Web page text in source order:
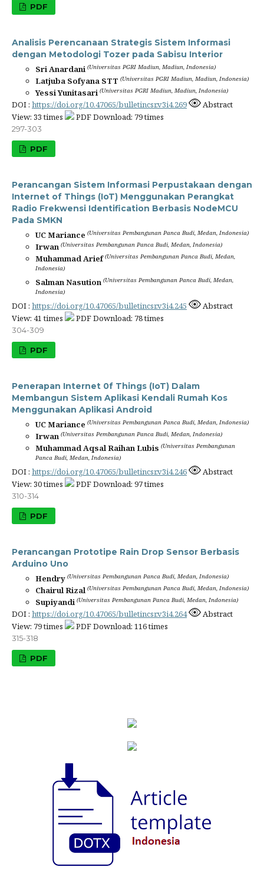
PDF
Analisis Perencanaan Strategis Sistem Informasi
dengan Metodologi Tozer pada Sabisu Interior
Sri Anardani (Universitas PGRI Madiun, Madiun, Indonesia)
Latjuba Sofyana STT (Universitas PGRI Madiun, Madiun, Indonesia)
Yessi Yunitasari (Universitas PGRI Madiun, Madiun, Indonesia)
DOI : https://doi.org/10.47065/bulletincsr.v3i4.269
Abstract
View: 33 times
PDF Download: 79 times
297-303
PDF
Perancangan Sistem Informasi Perpustakaan dengan
Internet of Things (IoT) Menggunakan Perangkat
Radio Frekwensi Identification Berbasis NodeMCU
Pada SMKN
UC Mariance (Universitas Pembangunan Panca Budi, Medan, Indonesia)
Irwan (Universitas Pembangunan Panca Budi, Medan, Indonesia)
Muhammad Arief (Universitas Pembangunan Panca Budi, Medan,
Indonesia)
Salman Nasution (Universitas Pembangunan Panca Budi, Medan,
Indonesia)
DOI : https://doi.org/10.47065/bulletincsr.v3i4.245
Abstract
View: 41 times
PDF Download: 78 times
304-309
PDF
Penerapan Internet 0f Things (IoT) Dalam
Membangun Sistem Aplikasi Kendali Rumah Kos
Menggunakan Aplikasi Android
UC Mariance (Universitas Pembangunan Panca Budi, Medan, Indonesia)
Irwan (Universitas Pembangunan Panca Budi, Medan, Indonesia)
Muhammad Aqsal Raihan Lubis (Universitas Pembangunan
Panca Budi, Medan, Indonesia)
DOI : https://doi.org/10.47065/bulletincsr.v3i4.246
Abstract
View: 30 times
PDF Download: 97 times
310-314
PDF
Perancangan Prototipe Rain Drop Sensor Berbasis
Arduino Uno
Hendry (Universitas Pembangunan Panca Budi, Medan, Indonesia)
Chairul Rizal (Universitas Pembangunan Panca Budi, Medan, Indonesia)
Supiyandi (Universitas Pembangunan Panca Budi, Medan, Indonesia)
DOI : https://doi.org/10.47065/bulletincsr.v3i4.264
Abstract
View: 79 times
PDF Download: 116 times
315-318
PDF